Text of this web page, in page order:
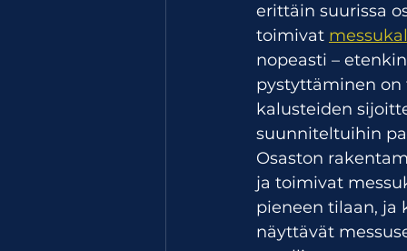
erittäin suurissa
toimivat
nopeasti –
pystyttäminen on
kalusteiden
suunniteltuihin
Osaston
ja toimivat
pieneen tilaan, ja
näyttävät